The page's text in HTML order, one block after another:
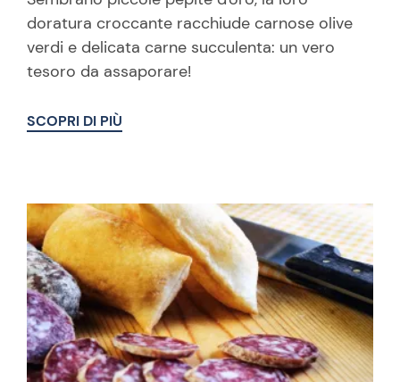
doratura croccante racchiude carnose olive
verdi e delicata carne succulenta: un vero
tesoro da assaporare!
SCOPRI DI PIÙ